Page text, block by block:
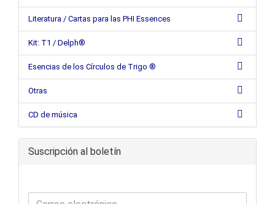
Literatura / Cartas para las PHI Essences
Kit: T1 / Delph®
Esencias de los Círculos de Trigo ®
Otras
CD de música
Suscripción al boletín